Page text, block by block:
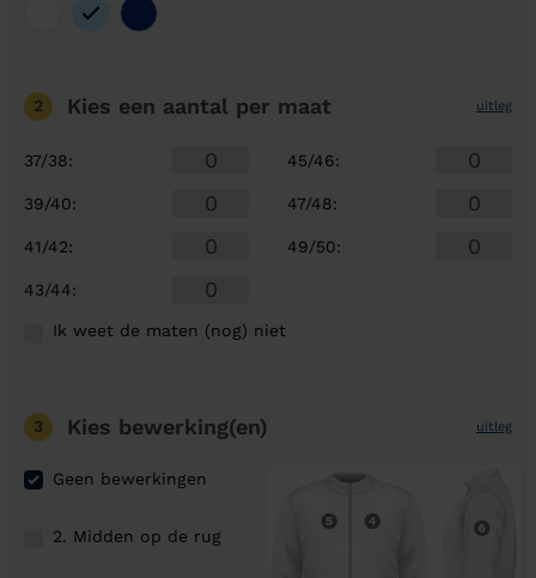
2 Kies een aantal per maat uitleg
37/38:
39/40:
41/42:
43/44:
45/46:
47/48:
49/50:
Ik weet de maten (nog) niet
3 Kies bewerking(en) uitleg
Geen bewerkingen
2. Midden op de rug